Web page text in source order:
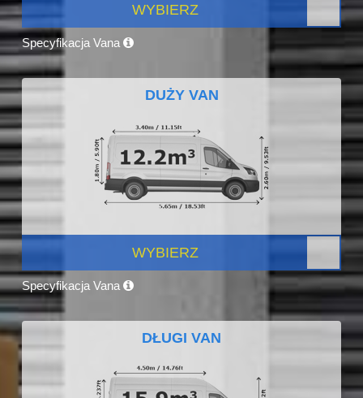
WYBIERZ
Specyfikacja Vana
DUŻY VAN
WYBIERZ
Specyfikacja Vana
DŁUGI VAN